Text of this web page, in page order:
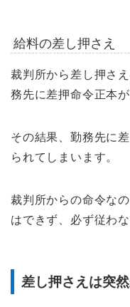
給料の差し押さえ
裁判所から差し押さ
務先に差押命令正本が
その結果、勤務先に
られてしまいます。
裁判所からの命令な
はできず、必ず従わ
差し押さえは突